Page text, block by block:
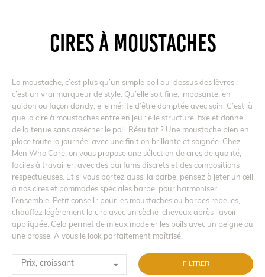
CIRES À MOUSTACHES
La moustache, c’est plus qu’un simple poil au-dessus des lèvres :
c’est un vrai marqueur de style. Qu’elle soit fine, imposante, en
guidon ou façon dandy, elle mérite d’être domptée avec soin. C’est là
que la cire à moustaches entre en jeu : elle structure, fixe et donne
de la tenue sans assécher le poil. Résultat ? Une moustache bien en
place toute la journée, avec une finition brillante et soignée. Chez
Men Who Care, on vous propose une sélection de cires de qualité,
faciles à travailler, avec des parfums discrets et des compositions
respectueuses. Et si vous portez aussi la barbe, pensez à jeter un œil
à nos cires et pommades spéciales barbe, pour harmoniser
l’ensemble. Petit conseil : pour les moustaches ou barbes rebelles,
chauffez légèrement la cire avec un sèche-cheveux après l’avoir
appliquée. Cela permet de mieux modeler les poils avec un peigne ou
une brosse. À vous le look parfaitement maîtrisé.
Prix, croissant  FILTRER